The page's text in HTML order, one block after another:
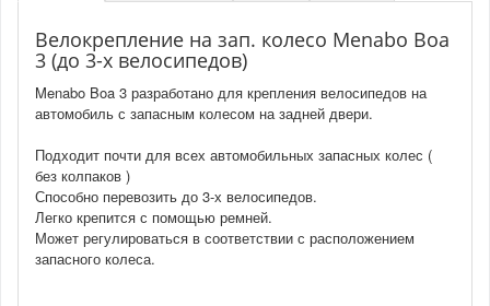
Велокрепление на зап. колесо Menabo Boa
3 (до 3-х велосипедов)
Menabo Boa 3 разработано для крепления велосипедов на
автомобиль с запасным колесом на задней двери.
Подходит почти для всех автомобильных запасных колес (
без колпаков )
Способно перевозить до 3-х велосипедов.
Легко крепится с помощью ремней.
Может регулироваться в соответствии с расположением
запасного колеса.